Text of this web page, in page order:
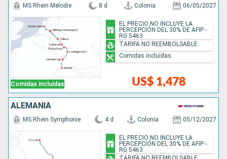
Comidas incluidas
MS Rhein Melodie 8 d Colonia 06/05/2027
US$ 1,478
EL PRECIO NO INCLUYE LA
PERCEPCIÓN DEL 30% DE AFIP -
RG 5463
TARIFA NO REEMBOLSABLE
Comidas incluidas
ALEMANIA
MS Rhein Symphonie 4 d Colonia 05/12/2027
EL PRECIO NO INCLUYE LA
PERCEPCIÓN DEL 30% DE AFIP -
RG 5463